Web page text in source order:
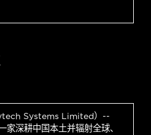
Systems Limited）--
家深耕中国本土并辐射全球、